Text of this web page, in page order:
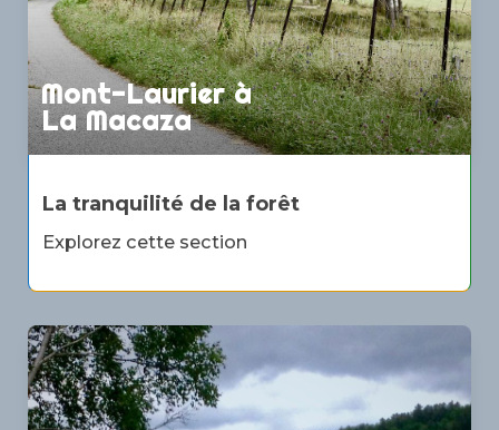
Mont-Laurier à
La Macaza
La tranquilité de la forêt
Explorez cette section